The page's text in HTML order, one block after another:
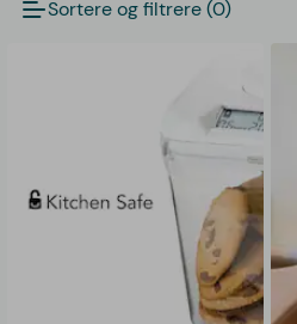
Sortere og filtrere (0)